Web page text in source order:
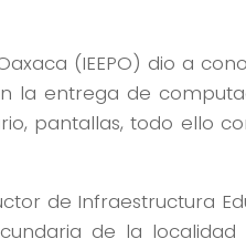
(IEEPO) dio a
la entrega de
pantallas, todo ello
de Infraestructura
de la localidad